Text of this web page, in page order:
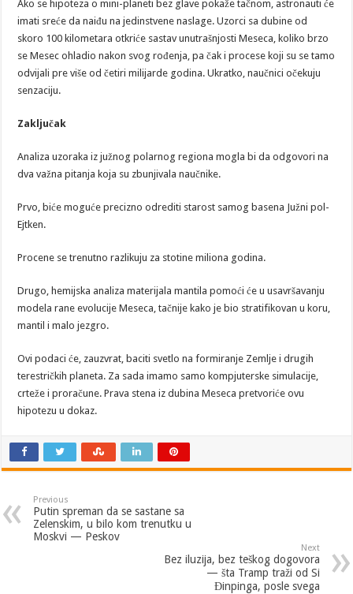
Ako se hipoteza o mini-planeti bez glave pokaže tačnom, astronauti će
imati sreće da naiđu na jedinstvene naslage. Uzorci sa dubine od
skoro 100 kilometara otkriće sastav unutrašnjosti Meseca, koliko brzo
se Mesec ohladio nakon svog rođenja, pa čak i procese koji su se tamo
odvijali pre više od četiri milijarde godina. Ukratko, naučnici očekuju
senzaciju.
Zaključak
Analiza uzoraka iz južnog polarnog regiona mogla bi da odgovori na
dva važna pitanja koja su zbunjivala naučnike.
Prvo, biće moguće precizno odrediti starost samog basena Južni pol-
Ejtken.
Procene se trenutno razlikuju za stotine miliona godina.
Drugo, hemijska analiza materijala mantila pomoći će u usavršavanju
modela rane evolucije Meseca, tačnije kako je bio stratifikovan u koru,
mantil i malo jezgro.
Ovi podaci će, zauzvrat, baciti svetlo na formiranje Zemlje i drugih
terestričkih planeta. Za sada imamo samo kompjuterske simulacije,
crteže i proračune. Prava stena iz dubina Meseca pretvoriće ovu
hipotezu u dokaz.
Previous
Putin spreman da se sastane sa
Zelenskim, u bilo kom trenutku u
Moskvi — Peskov
Next
Bez iluzija, bez teškog dogovora
— šta Tramp traži od Si
Đinpinga, posle svega